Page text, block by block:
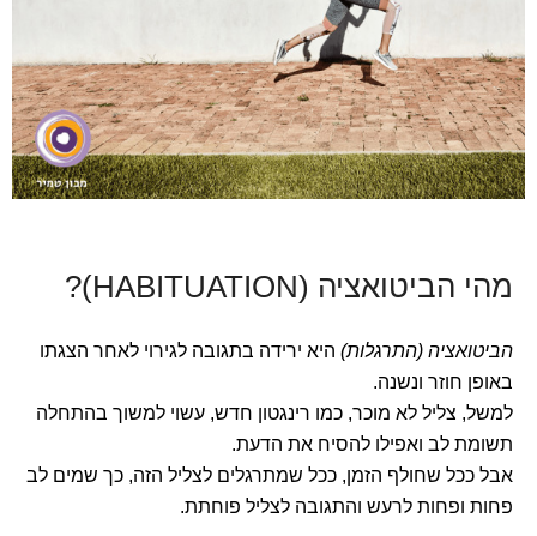
מהי הביטואציה (HABITUATION)?
הביטואציה (התרגלות) היא ירידה בתגובה לגירוי לאחר הצגתו
באופן חוזר ונשנה.
למשל, צליל לא מוכר, כמו רינגטון חדש, עשוי למשוך בהתחלה
תשומת לב ואפילו להסיח את הדעת.
אבל ככל שחולף הזמן, ככל שמתרגלים לצליל הזה, כך שמים לב
פחות ופחות לרעש והתגובה לצליל פוחתת.